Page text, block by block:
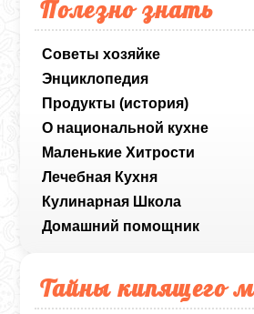
Полезно знать
Советы хозяйке
Энциклопедия
Продукты (история)
О национальной кухне
Маленькие Хитрости
Лечебная Кухня
Кулинарная Школа
Домашний помощник
Тайны кипящего